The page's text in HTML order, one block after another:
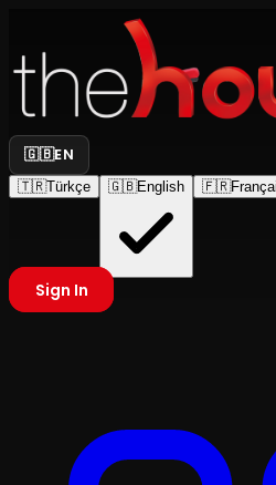
🇬🇧EN
🇹🇷Türkçe 🇬🇧English 🇫🇷
Sign In